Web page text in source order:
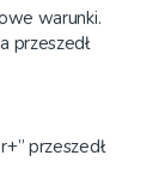
warunki.
przeszedł
przeszedł